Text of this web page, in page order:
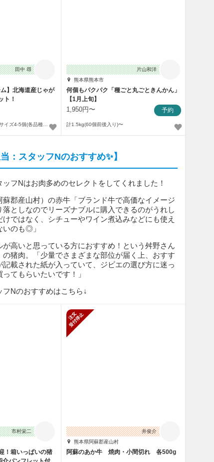
田中 尋
】北海道産じゃが
ト！
片山和洋
熊本県熊本市
何個もパクパク「種ごと丸ごときんかん」
【1月上旬】
1,950円〜 予約
計1.5kg(60個前後入り)〜
：スタッフNのおすすめ✨】
フNはお肉多めのセレクトをしてくれました！
蘇郡産山村）の赤牛「ブランド牛で高価なイメージ
落としなのでリーズナブルに購入できるのがうれし
けではなく、シチューやワイン煮込みなどにも使え
いのも◎」
が高いと思っている方におすすめ！という舛野さん
の猪肉。「少量でさまざまな部位が届く上、おすす
記載された紙が入っていて、ジビエの選び方に迷っ
てもらいたいです！」
フNのおすすめはこちら↓
市村栄二
！箱いっぱいの猪
井俊介
熊本県阿蘇郡産山村
阿蘇のあか牛 焼肉・小間切れ 各500g